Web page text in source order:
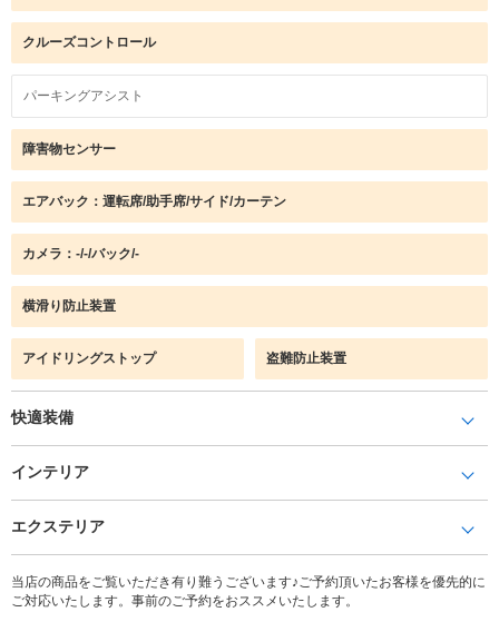
クルーズコントロール
パーキングアシスト
障害物センサー
エアバック：運転席/助手席/サイド/カーテン
カメラ：-/-/バック/-
横滑り防止装置
アイドリングストップ 盗難防止装置
快適装備
インテリア
エクステリア
当店の商品をご覧いただき有り難うございます♪ご予約頂いたお客様を優先的に
ご対応いたします。事前のご予約をおススメいたします。